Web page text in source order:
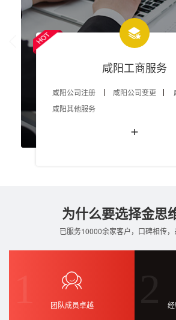
咸阳工商服务
咸阳公司注册 咸阳公司变更
咸阳其他服务
+
为什么要选择金思
已服务10000余家客户，口碑相传
团队成员卓越